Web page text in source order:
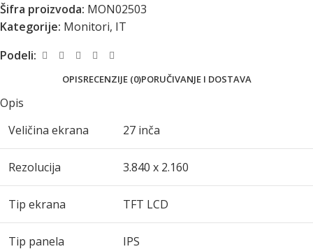
Šifra proizvoda: MON02503
Kategorije: Monitori, IT
Podeli:
OPISRECENZIJE (0)PORUČIVANJE I DOSTAVA
Opis
Veličina ekrana
27 inča
Rezolucija 3.840 x 2.160
Tip ekrana TFT LCD
Tip panela IPS